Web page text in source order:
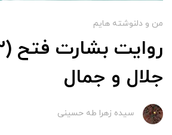
من و دلنوشته هایم
جلال و جمال
سیده زهرا طه حسینی